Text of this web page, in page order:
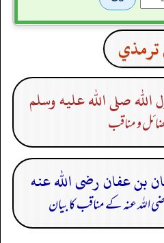
صلى الله عليه وسلم
و مناقب
عنہ کے مناقب کا بیان